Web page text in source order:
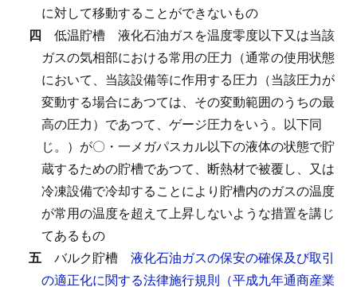
に対して移動することができないもの
四
低温貯槽
液化石油ガスを温度零度以下又は当該
ガスの気相部における常用の圧力（通常の使用状態
において、当該設備等に作用する圧力（当該圧力が
変動する場合にあつては、その変動範囲のうちの最
高の圧力）であつて、ゲージ圧力をいう。以下同
じ。）が〇・一メガパスカル以下の液体の状態で貯
蔵するための貯槽であつて、断熱材で被覆し、又は
冷凍設備で冷却することにより貯槽内のガスの温度
が常用の温度を超えて上昇しないような措置を講じ
てあるもの
五
バルク貯槽
液化石油ガスの保安の確保及び取引
の適正化に関する法律施行規則（平成九年通商産業